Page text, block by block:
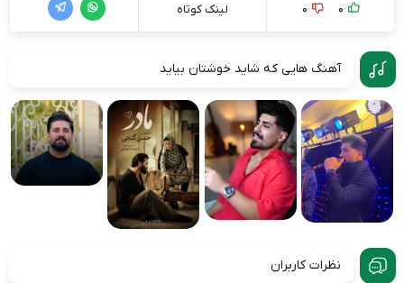
0
0 لینک کوتاه
آهنگ هایی که شاید خوشتان بیاید
نظرات کاربران